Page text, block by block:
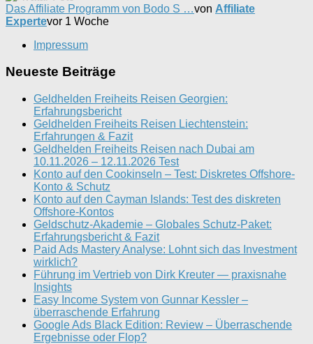
Das Affiliate Programm von Bodo S …von Affiliate
Expertevor 1 Woche
Impressum
Neueste Beiträge
Geldhelden Freiheits Reisen Georgien:
Erfahrungsbericht
Geldhelden Freiheits Reisen Liechtenstein:
Erfahrungen & Fazit
Geldhelden Freiheits Reisen nach Dubai am
10.11.2026 – 12.11.2026 Test
Konto auf den Cookinseln – Test: Diskretes Offshore-
Konto & Schutz
Konto auf den Cayman Islands: Test des diskreten
Offshore-Kontos
Geldschutz-Akademie – Globales Schutz-Paket:
Erfahrungsbericht & Fazit
Paid Ads Mastery Analyse: Lohnt sich das Investment
wirklich?
Führung im Vertrieb von Dirk Kreuter — praxisnahe
Insights
Easy Income System von Gunnar Kessler –
überraschende Erfahrung
Google Ads Black Edition: Review – Überraschende
Ergebnisse oder Flop?